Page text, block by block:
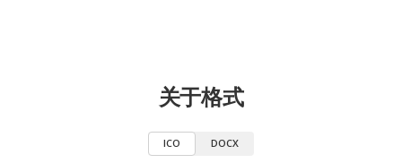
关于格式
ICO DOCX